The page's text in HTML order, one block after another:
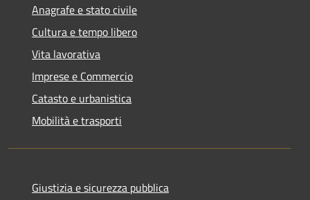
Anagrafe e stato civile
Cultura e tempo libero
Vita lavorativa
Imprese e Commercio
Catasto e urbanistica
Mobilità e trasporti
Giustizia e sicurezza pubblica